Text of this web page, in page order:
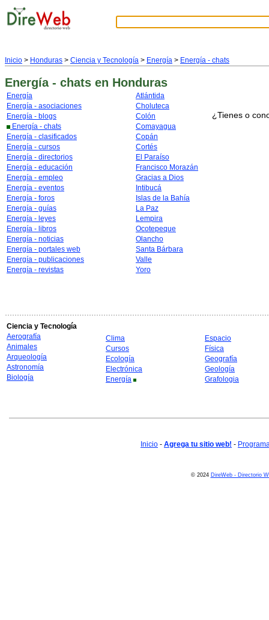
Inicio > Honduras > Ciencia y Tecnología > Energía > Energía - chats
Energía - chats en Honduras
Energía
Energía - asociaciones
Energía - blogs
Energía - chats
Energía - clasificados
Energía - cursos
Energía - directorios
Energía - educación
Energía - empleo
Energía - eventos
Energía - foros
Energía - guías
Energía - leyes
Energía - libros
Energía - noticias
Energía - portales web
Energía - publicaciones
Energía - revistas
Atlántida
Choluteca
Colón
Comayagua
Copán
Cortés
El Paraíso
Francisco Morazán
Gracias a Dios
Intibucá
Islas de la Bahía
La Paz
Lempira
Ocotepeque
Olancho
Santa Bárbara
Valle
Yoro
¿Tienes o
Ciencia y Tecnología
Aerografía
Animales
Arqueología
Astronomía
Biología
Clima
Cursos
Ecología
Electrónica
Energía
Espacio
Física
Geografía
Geología
Grafologia
Inicio - Agrega tu sitio web! -
© 2024 DireWeb - Directorio